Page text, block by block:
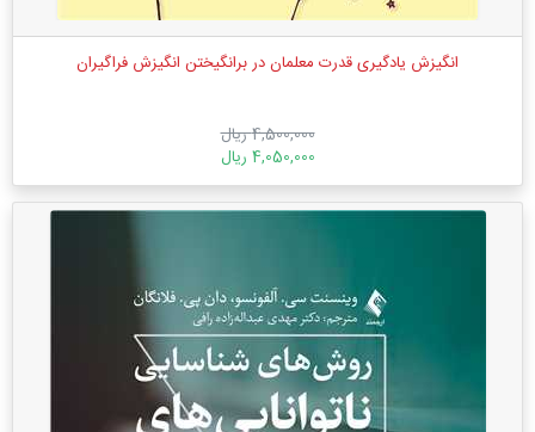
انگیزش یادگیری قدرت معلمان در برانگیختن انگیزش فراگیران
4,500,000 ریال
4,050,000 ریال